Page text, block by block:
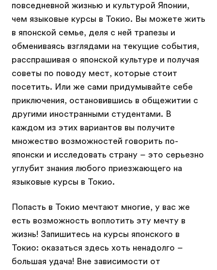
повседневной жизнью и культурой Японии,
чем языковые курсы в Токио. Вы можете жить
в японской семье, деля с ней трапезы и
обмениваясь взглядами на текущие события,
расспрашивая о японской культуре и получая
советы по поводу мест, которые стоит
посетить. Или же сами придумывайте себе
приключения, остановившись в общежитии с
другими иностранными студентами. В
каждом из этих вариантов вы получите
множество возможностей говорить по-
японски и исследовать страну – это серьезно
углубит знания любого приезжающего на
языковые курсы в Токио.
Попасть в Токио мечтают многие, у вас же
есть возможность воплотить эту мечту в
жизнь! Запишитесь на курсы японского в
Токио: оказаться здесь хоть ненадолго –
большая удача! Вне зависимости от